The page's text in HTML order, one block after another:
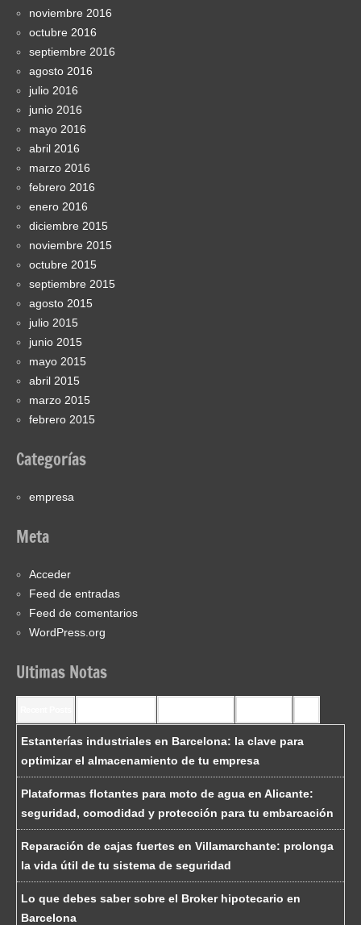
noviembre 2016
octubre 2016
septiembre 2016
agosto 2016
julio 2016
junio 2016
mayo 2016
abril 2016
marzo 2016
febrero 2016
enero 2016
diciembre 2015
noviembre 2015
octubre 2015
septiembre 2015
agosto 2015
julio 2015
junio 2015
mayo 2015
abril 2015
marzo 2015
febrero 2015
Categorías
empresa
Meta
Acceder
Feed de entradas
Feed de comentarios
WordPress.org
Ultimas Notas
Estanterías industriales en Barcelona: la clave para
optimizar el almacenamiento de tu empresa
Plataformas flotantes para moto de agua en Alicante:
seguridad, comodidad y protección para tu embarcación
Reparación de cajas fuertes en Villamarchante: prolonga
la vida útil de tu sistema de seguridad
Lo que debes saber sobre el Broker hipotecario en
Barcelona